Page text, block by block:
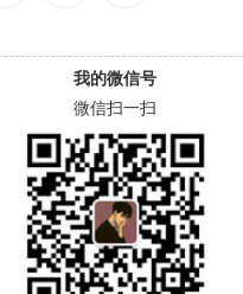
我的微信号
微信扫一扫